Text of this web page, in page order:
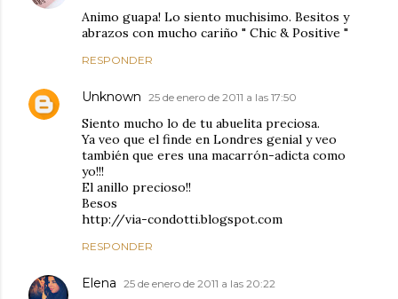
Animo guapa! Lo siento muchisimo. Besitos y
abrazos con mucho cariño " Chic & Positive "
RESPONDER
Unknown 25 de enero de 2011 a las 17:50
Siento mucho lo de tu abuelita preciosa.
Ya veo que el finde en Londres genial y veo
también que eres una macarrón-adicta como
yo!!!
El anillo precioso!!
Besos
http://via-condotti.blogspot.com
RESPONDER
Elena 25 de enero de 2011 a las 20:22